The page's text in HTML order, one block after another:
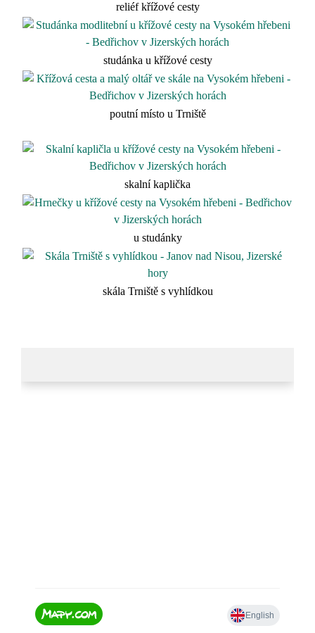
reliéf křížové cesty
studánka u křížové cesty
poutní místo u Trniště
skalní kaplička
u studánky
skála Trniště s vyhlídkou